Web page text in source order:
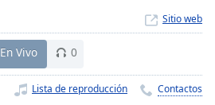
Sitio web
En Vivo 0
Lista de reproducción Contactos